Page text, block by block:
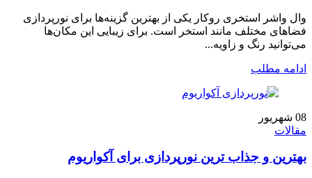
وال واشر استخری روکار یکی از بهترین گزینه‌ها برای نورپردازی
فضاهای مختلف مانند استخر است. برای زیبایی این مکان‌ها
می‌توانید رنگ و زاویه...
ادامه مطلب
08 شهریور
مقالات
بهترین و جذاب ترین نورپردازی برای آکواریوم